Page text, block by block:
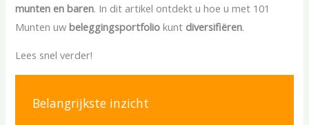
munten en baren. In dit artikel ontdekt u hoe u met 101
Munten uwbeleggingsportfolio kunt diversifiëren.
Lees snel verder!
Belangrijkste inzicht